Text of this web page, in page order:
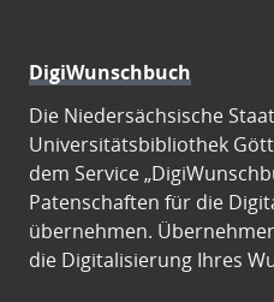
DigiWunschbuch
Die Niedersächsische
Universitätsbibliothek
dem Service
Patenschaften für die
übernehmen.
die Digitalisierung Ihres